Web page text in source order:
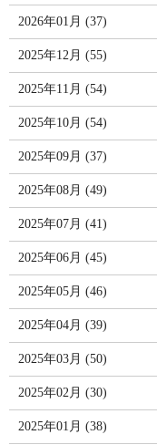
2026年01月 (37)
2025年12月 (55)
2025年11月 (54)
2025年10月 (54)
2025年09月 (37)
2025年08月 (49)
2025年07月 (41)
2025年06月 (45)
2025年05月 (46)
2025年04月 (39)
2025年03月 (50)
2025年02月 (30)
2025年01月 (38)